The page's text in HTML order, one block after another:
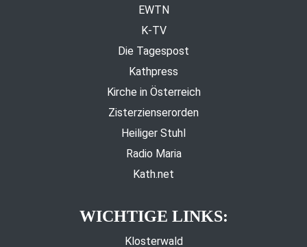
EWTN
K-TV
Die Tagespost
Kathpress
Kirche in Österreich
Zisterzienserorden
Heiliger Stuhl
Radio Maria
Kath.net
WICHTIGE LINKS:
Klosterwald